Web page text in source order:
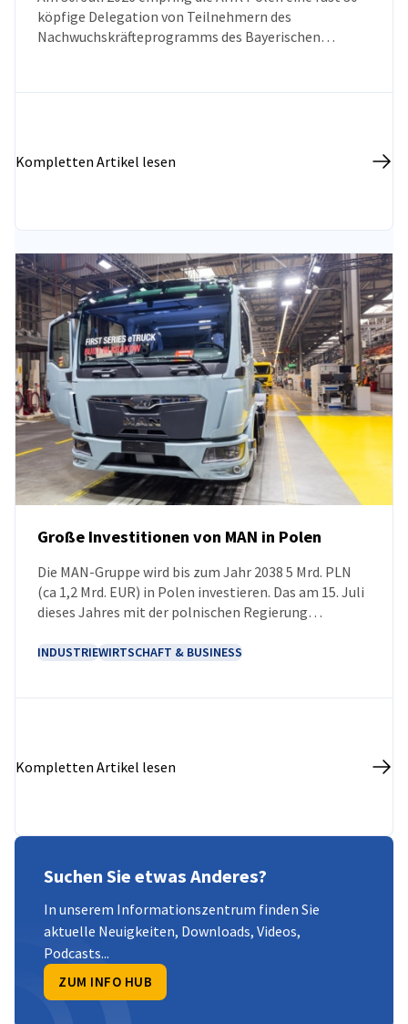
köpfige Delegation von Teilnehmern des
Nachwuchskräfteprogramms des Bayerischen
Marktentwicklungsperspektiven sowie den aktuellen
Kompletten Artikel lesen
NEUIGKEITEN
Große Investitionen von MAN in Polen
Die MAN-Gruppe wird bis zum Jahr 2038 5 Mrd. PLN
(ca 1,2 Mrd. EUR) in Polen investieren. Das am 15. Juli
dieses Jahres mit der polnischen Regierung
die Zusammenarbeit bei der Umsetzung neuer
nächsten Generation von Lkw und Komponenten für
INDUSTRIEWIRTSCHAFT & BUSINESS
Kompletten Artikel lesen
Suchen Sie etwas Anderes?
In unserem Informationszentrum finden Sie
aktuelle Neuigkeiten, Downloads, Videos,
Podcasts...
ZUM INFO HUB